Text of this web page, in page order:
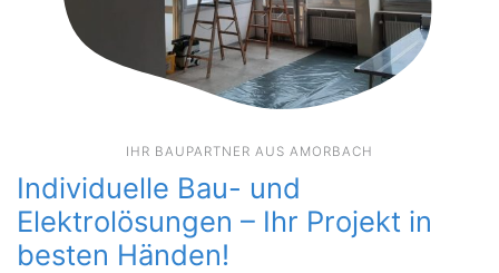
IHR BAUPARTNER AUS AMORBACH
Individuelle Bau- und
Elektrolösungen – Ihr Projekt in
besten Händen!